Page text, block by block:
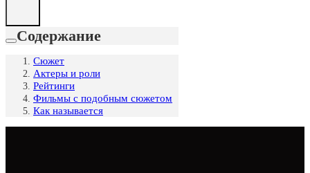
Содержание
Сюжет
Актеры и роли
Рейтинги
Фильмы с подобным сюжетом
Как называется